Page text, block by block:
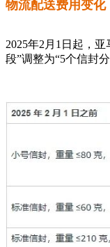
物流配送费用变化
2025年2月1日起，
段”调整为“5个信封